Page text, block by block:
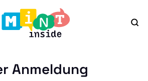
Anmeldung